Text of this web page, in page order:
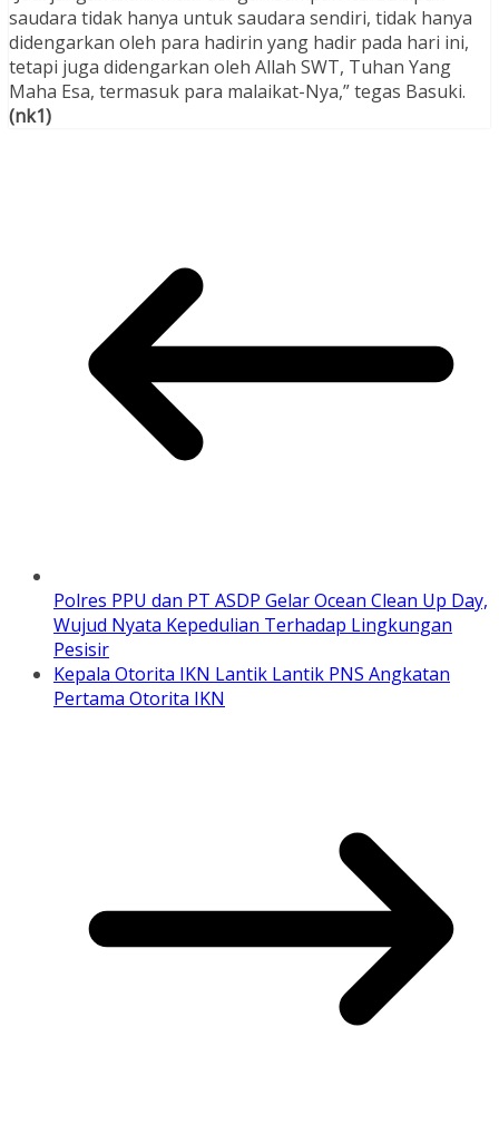
saudara tidak hanya untuk saudara sendiri, tidak hanya
didengarkan oleh para hadirin yang hadir pada hari ini,
tetapi juga didengarkan oleh Allah SWT, Tuhan Yang
Maha Esa, termasuk para malaikat-Nya,” tegas Basuki.
(nk1)
Polres PPU dan PT ASDP Gelar Ocean Clean Up Day,
Wujud Nyata Kepedulian Terhadap Lingkungan
Pesisir
Kepala Otorita IKN Lantik Lantik PNS Angkatan
Pertama Otorita IKN